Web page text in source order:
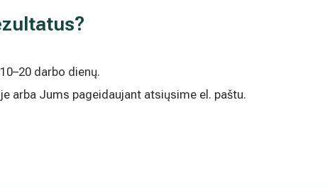
darbo dienų.
arba Jums pageidaujant atsiųsime el. paštu.